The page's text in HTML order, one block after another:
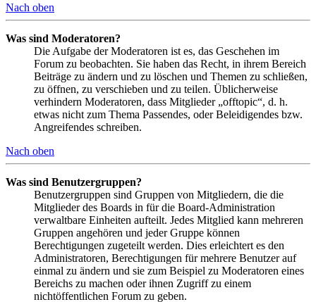
Nach oben
Was sind Moderatoren?
Die Aufgabe der Moderatoren ist es, das Geschehen im
Forum zu beobachten. Sie haben das Recht, in ihrem Bereich
Beiträge zu ändern und zu löschen und Themen zu schließen,
zu öffnen, zu verschieben und zu teilen. Üblicherweise
verhindern Moderatoren, dass Mitglieder „offtopic“, d. h.
etwas nicht zum Thema Passendes, oder Beleidigendes bzw.
Angreifendes schreiben.
Nach oben
Was sind Benutzergruppen?
Benutzergruppen sind Gruppen von Mitgliedern, die die
Mitglieder des Boards in für die Board-Administration
verwaltbare Einheiten aufteilt. Jedes Mitglied kann mehreren
Gruppen angehören und jeder Gruppe können
Berechtigungen zugeteilt werden. Dies erleichtert es den
Administratoren, Berechtigungen für mehrere Benutzer auf
einmal zu ändern und sie zum Beispiel zu Moderatoren eines
Bereichs zu machen oder ihnen Zugriff zu einem
nichtöffentlichen Forum zu geben.